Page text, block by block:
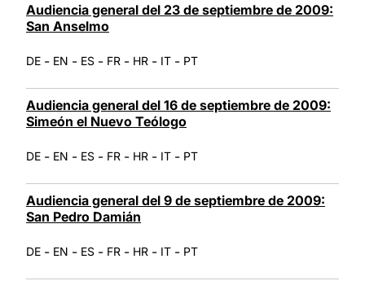
Audiencia general del 23 de septiembre de 2009:
San Anselmo
DE - EN - ES - FR - HR - IT - PT
Audiencia general del 16 de septiembre de 2009:
Simeón el Nuevo Teólogo
DE - EN - ES - FR - HR - IT - PT
Audiencia general del 9 de septiembre de 2009:
San Pedro Damián
DE - EN - ES - FR - HR - IT - PT